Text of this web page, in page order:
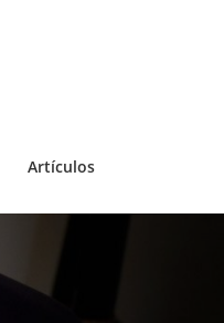
Artículos